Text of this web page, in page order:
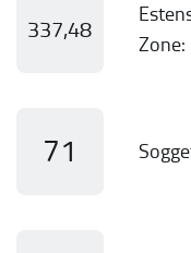
337,48
71